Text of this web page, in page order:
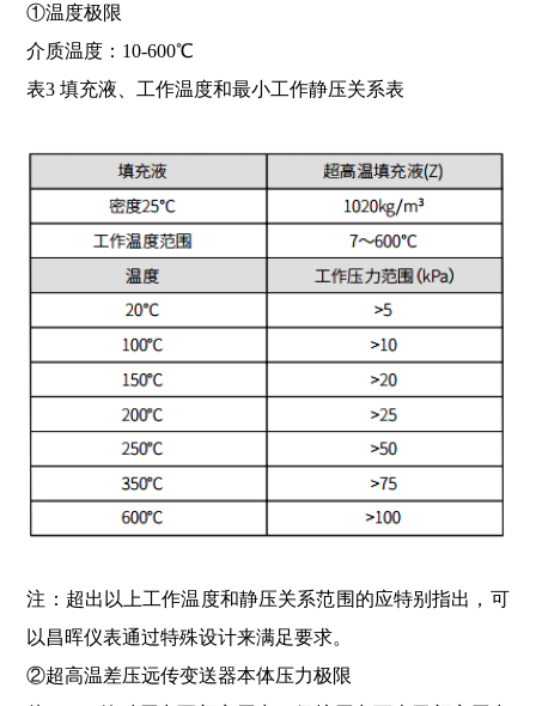
①温度极限
介质温度：10-600℃
表3 填充液、工作温度和最小工作静压关系表
注：超出以上工作温度和静压关系范围的应特别指出，可
以昌晖仪表通过特殊设计来满足要求。
②超高温差压远传变送器本体压力极限